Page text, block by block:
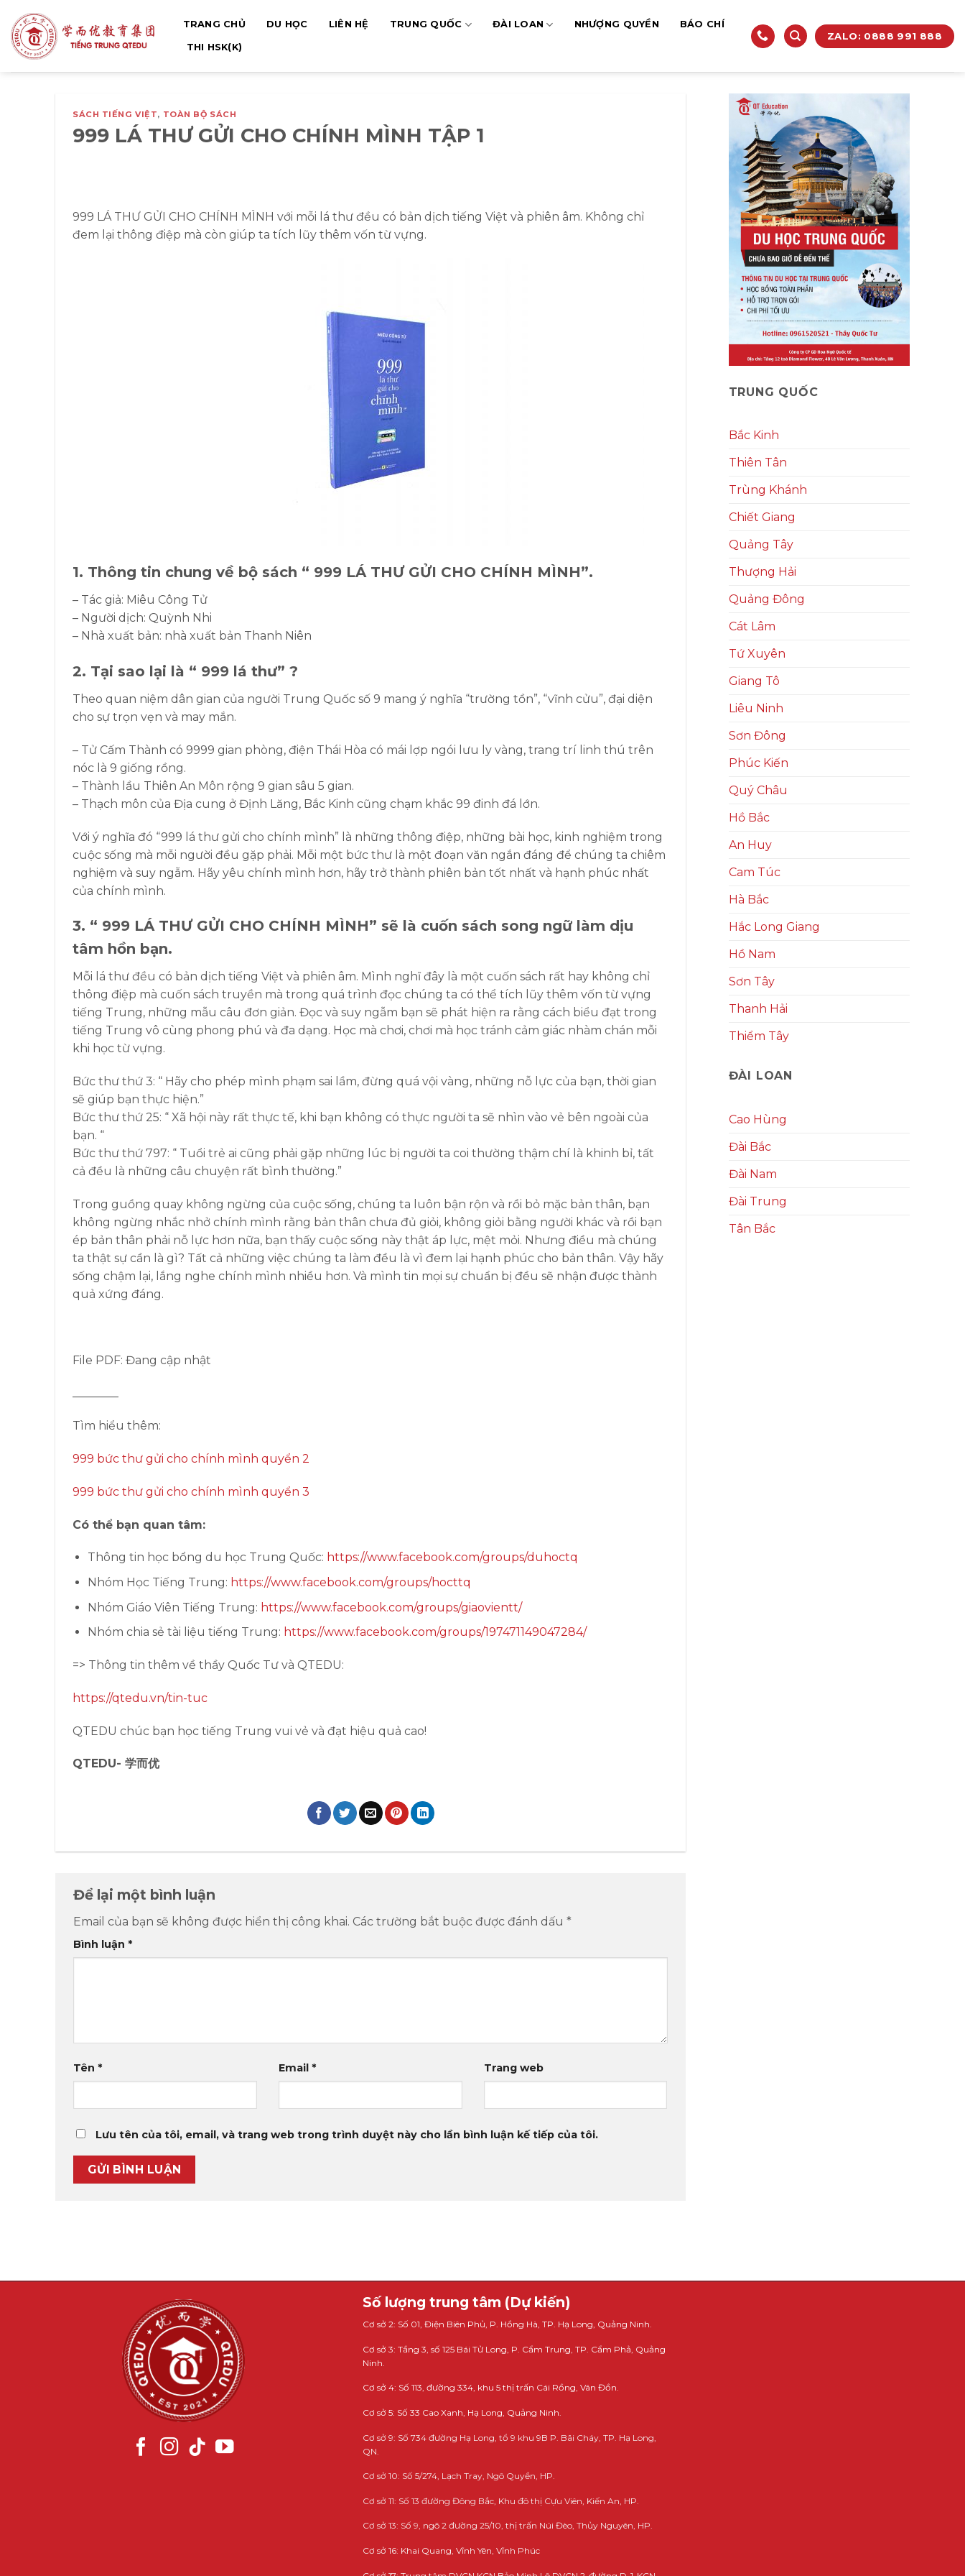
qua
nội
dung
TRANG CHỦ DU HỌC LIÊN HỆ TRUNG QUỐC ĐÀI LOAN NHƯỢNG QUYỀN BÁO CHÍ
THI HSK(K)
ZALO: 0888 991 888
SÁCH TIẾNG VIỆT, TOÀN BỘ SÁCH
999 LÁ THƯ GỬI CHO CHÍNH MÌNH TẬP 1
999 LÁ THƯ GỬI CHO CHÍNH MÌNH với mỗi lá thư đều có bản dịch tiếng Việt và phiên âm. Không chỉ
đem lại thông điệp mà còn giúp ta tích lũy thêm vốn từ vựng.
1. Thông tin chung về bộ sách “ 999 LÁ THƯ GỬI CHO CHÍNH MÌNH”.
– Tác giả: Miêu Công Tử
– Người dịch: Quỳnh Nhi
– Nhà xuất bản: nhà xuất bản Thanh Niên
2. Tại sao lại là “ 999 lá thư” ?
Theo quan niệm dân gian của người Trung Quốc số 9 mang ý nghĩa “trường tồn”, “vĩnh cửu”, đại diện
cho sự trọn vẹn và may mắn.
– Tử Cấm Thành có 9999 gian phòng, điện Thái Hòa có mái lợp ngói lưu ly vàng, trang trí linh thú trên
nóc là 9 giống rồng.
– Thành lầu Thiên An Môn rộng 9 gian sâu 5 gian.
– Thạch môn của Địa cung ở Định Lăng, Bắc Kinh cũng chạm khắc 99 đinh đá lớn.
Với ý nghĩa đó “999 lá thư gửi cho chính mình” là những thông điệp, những bài học, kinh nghiệm trong
cuộc sống mà mỗi người đều gặp phải. Mỗi một bức thư là một đoạn văn ngắn đáng để chúng ta chiêm
nghiệm và suy ngẫm. Hãy yêu chính mình hơn, hãy trở thành phiên bản tốt nhất và hạnh phúc nhất
của chính mình.
3. “ 999 LÁ THƯ GỬI CHO CHÍNH MÌNH” sẽ là cuốn sách song ngữ làm dịu
tâm hồn bạn.
Mỗi lá thư đều có bản dịch tiếng Việt và phiên âm. Mình nghĩ đây là một cuốn sách rất hay không chỉ
thông điệp mà cuốn sách truyền mà trong quá trình đọc chúng ta có thể tích lũy thêm vốn từ vựng
tiếng Trung, những mẫu câu đơn giản. Đọc và suy ngẫm bạn sẽ phát hiện ra rằng cách biểu đạt trong
tiếng Trung vô cùng phong phú và đa dạng. Học mà chơi, chơi mà học tránh cảm giác nhàm chán mỗi
khi học từ vựng.
Bức thư thứ 3: “ Hãy cho phép mình phạm sai lầm, đừng quá vội vàng, những nỗ lực của bạn, thời gian
sẽ giúp bạn thực hiện.”
Bức thư thứ 25: “ Xã hội này rất thực tế, khi bạn không có thực người ta sẽ nhìn vào vẻ bên ngoài của
bạn. “
Bức thư thứ 797: “ Tuổi trẻ ai cũng phải gặp những lúc bị người ta coi thường thậm chí là khinh bỉ, tất
cả đều là những câu chuyện rất bình thường.”
Trong guồng quay không ngừng của cuộc sống, chúng ta luôn bận rộn và rồi bỏ mặc bản thân, bạn
không ngừng nhắc nhở chính mình rằng bản thân chưa đủ giỏi, không giỏi bằng người khác và rồi bạn
ép bản thân phải nỗ lực hơn nữa, bạn thấy cuộc sống này thật áp lực, mệt mỏi. Nhưng điều mà chúng
ta thật sự cần là gì? Tất cả những việc chúng ta làm đều là vì đem lại hạnh phúc cho bản thân. Vậy hãy
sống chậm lại, lắng nghe chính mình nhiều hơn. Và mình tin mọi sự chuẩn bị đều sẽ nhận được thành
quả xứng đáng.
File PDF: Đang cập nhật
Tìm hiểu thêm:
999 bức thư gửi cho chính mình quyển 2
999 bức thư gửi cho chính mình quyển 3
Có thể bạn quan tâm:
Thông tin học bổng du học Trung Quốc: https://www.facebook.com/groups/duhoctq
Nhóm Học Tiếng Trung: https://www.facebook.com/groups/hocttq
Nhóm Giáo Viên Tiếng Trung: https://www.facebook.com/groups/giaovientt/
Nhóm chia sẻ tài liệu tiếng Trung: https://www.facebook.com/groups/197471149047284/
=> Thông tin thêm về thầy Quốc Tư và QTEDU:
https://qtedu.vn/tin-tuc
QTEDU chúc bạn học tiếng Trung vui vẻ và đạt hiệu quả cao!
QTEDU- 学而优
Để lại một bình luận
Email của bạn sẽ không được hiển thị công khai. Các trường bắt buộc được đánh dấu *
Bình luận *
Tên * Email * Trang web
Lưu tên của tôi, email, và trang web trong trình duyệt này cho lần bình luận kế tiếp của tôi.
TRUNG QUỐC
Bắc Kinh
Thiên Tân
Trùng Khánh
Chiết Giang
Quảng Tây
Thượng Hải
Quảng Đông
Cát Lâm
Tứ Xuyên
Giang Tô
Liêu Ninh
Sơn Đông
Phúc Kiến
Quý Châu
Hồ Bắc
An Huy
Cam Túc
Hà Bắc
Hắc Long Giang
Hồ Nam
Sơn Tây
Thanh Hải
Thiểm Tây
ĐÀI LOAN
Cao Hùng
Đài Bắc
Đài Nam
Đài Trung
Tân Bắc
Số lượng trung tâm (Dự kiến)
Cơ sở 2: Số 01, Điện Biên Phủ, P. Hồng Hà, TP. Hạ Long, Quảng Ninh.
Cơ sở 3: Tầng 3, số 125 Bái Tử Long, P. Cẩm Trung, TP. Cẩm Phả, Quảng
Ninh.
Cơ sở 4: Số 113, đường 334, khu 5 thị trấn Cái Rồng, Vân Đồn.
Cơ sở 5: Số 33 Cao Xanh, Hạ Long, Quảng Ninh.
Cơ sở 9: Số 734 đường Hạ Long, tổ 9 khu 9B P. Bãi Cháy, TP. Hạ Long,
QN.
Cơ sở 10: Số 5/274, Lạch Tray, Ngô Quyền, HP.
Cơ sở 11: Số 13 đường Đông Bắc, Khu đô thị Cựu Viên, Kiến An, HP.
Cơ sở 13: Số 9, ngõ 2 đường 25/10, thị trấn Núi Đèo, Thủy Nguyên, HP.
Cơ sở 16: Khai Quang, Vĩnh Yên, Vĩnh Phúc